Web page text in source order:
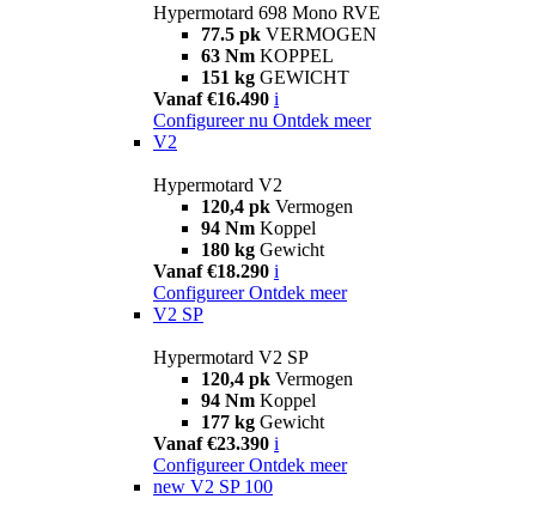
Hypermotard 698 Mono RVE
77.5 pk VERMOGEN
63 Nm KOPPEL
151 kg GEWICHT
Vanaf €16.490 i
Configureer nu Ontdek meer
V2
Hypermotard V2
120,4 pk Vermogen
94 Nm Koppel
180 kg Gewicht
Vanaf €18.290 i
Configureer Ontdek meer
V2 SP
Hypermotard V2 SP
120,4 pk Vermogen
94 Nm Koppel
177 kg Gewicht
Vanaf €23.390 i
Configureer Ontdek meer
new V2 SP 100